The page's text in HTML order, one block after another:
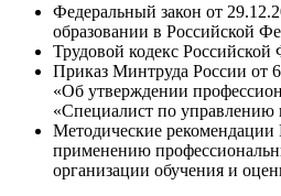
Федеральный закон от
образовании в Российской
Трудовой кодекс Российской
Приказ Минтруда России от
«Об утверждении
«Специалист по управлению
Методические
применению
организации обучения и